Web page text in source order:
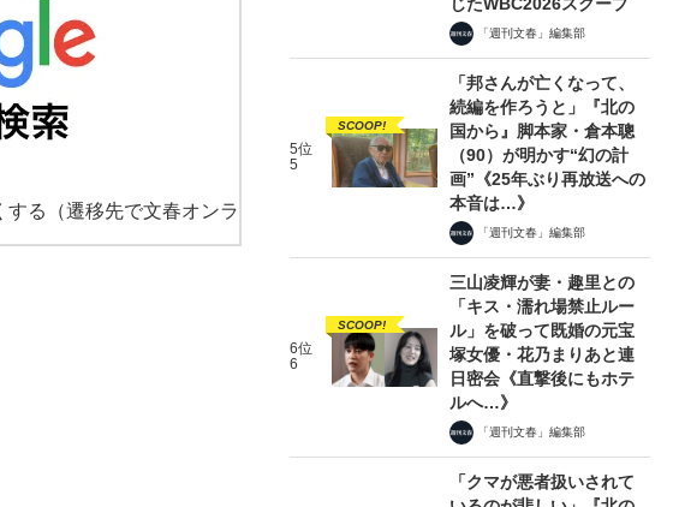
する
（遷移先で文春オンラ
「週刊文春」編集部
5位
5
SCOOP!
「邦さんが亡くなって、
続編を作ろうと」『北の
国から』脚本家・倉本聰
（90）が明かす“幻の計
画”《25年ぶり再放送への
本音は…》
「週刊文春」編集部
6位
6
SCOOP!
三山凌輝が妻・趣里との
「キス・濡れ場禁止ルー
ル」を破って既婚の元宝
塚女優・花乃まりあと連
日密会《直撃後にもホテ
ルへ…》
「週刊文春」編集部
「クマが悪者扱いされて